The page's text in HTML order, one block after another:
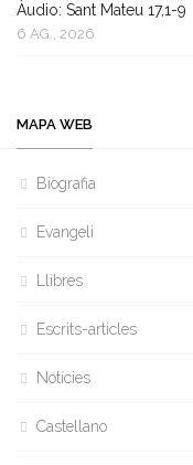
Àudio: Sant Mateu 17,1-9
6 AG., 2026
MAPA WEB
Biografia
Evangeli
Llibres
Escrits-articles
Notícies
Castellano